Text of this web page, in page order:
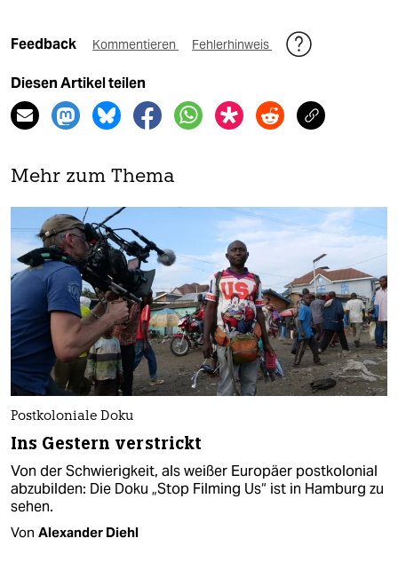
Feedback Kommentieren Fehlerhinweis
Diesen Artikel teilen
Mehr zum Thema
Postkoloniale Doku
Ins Gestern verstrickt
Von der Schwierigkeit, als weißer Europäer postkolonial
abzubilden: Die Doku „Stop Filming Us“ ist in Hamburg zu
sehen.
Von Alexander Diehl